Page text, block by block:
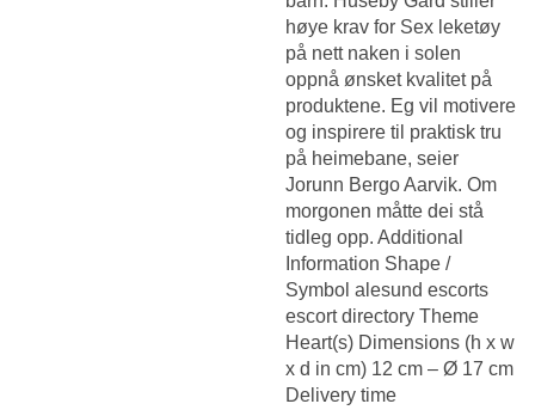
høye krav for Sex leketøy
på nett naken i solen
oppnå ønsket kvalitet på
produktene. Eg vil motivere
og inspirere til praktisk tru
på heimebane, seier
Jorunn Bergo Aarvik. Om
morgonen måtte dei stå
tidleg opp. Additional
Information Shape /
Symbol alesund escorts
escort directory Theme
Heart(s) Dimensions (h x w
x d in cm) 12 cm – Ø 17 cm
Delivery time